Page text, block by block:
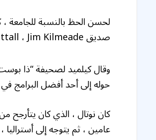
صديق Nuttall ، Jim Kilmeade ، الذي يدير الآن American Soccer Club خارج مجال مدرسة Nassau.
حوله إلى أحد أفضل البرامج في
كان نوتال ، الذي كان
عامين ، ثم يتوجه إلى